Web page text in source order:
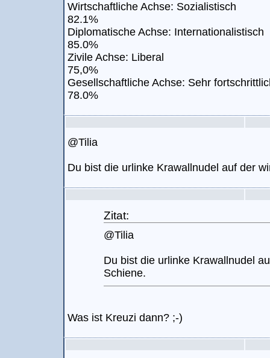
Wirtschaftliche Achse: Sozialistisch
82.1%
Diplomatische Achse: Internationalistisch
85.0%
Zivile Achse: Liberal
75,0%
Gesellschaftliche Achse: Sehr
78.0%
@Tilia
Du bist die urlinke Krawallnudel auf der
Zitat:
@Tilia
Du bist die urlinke Krawallnudel
Schiene.
Was ist Kreuzi dann? ;-)